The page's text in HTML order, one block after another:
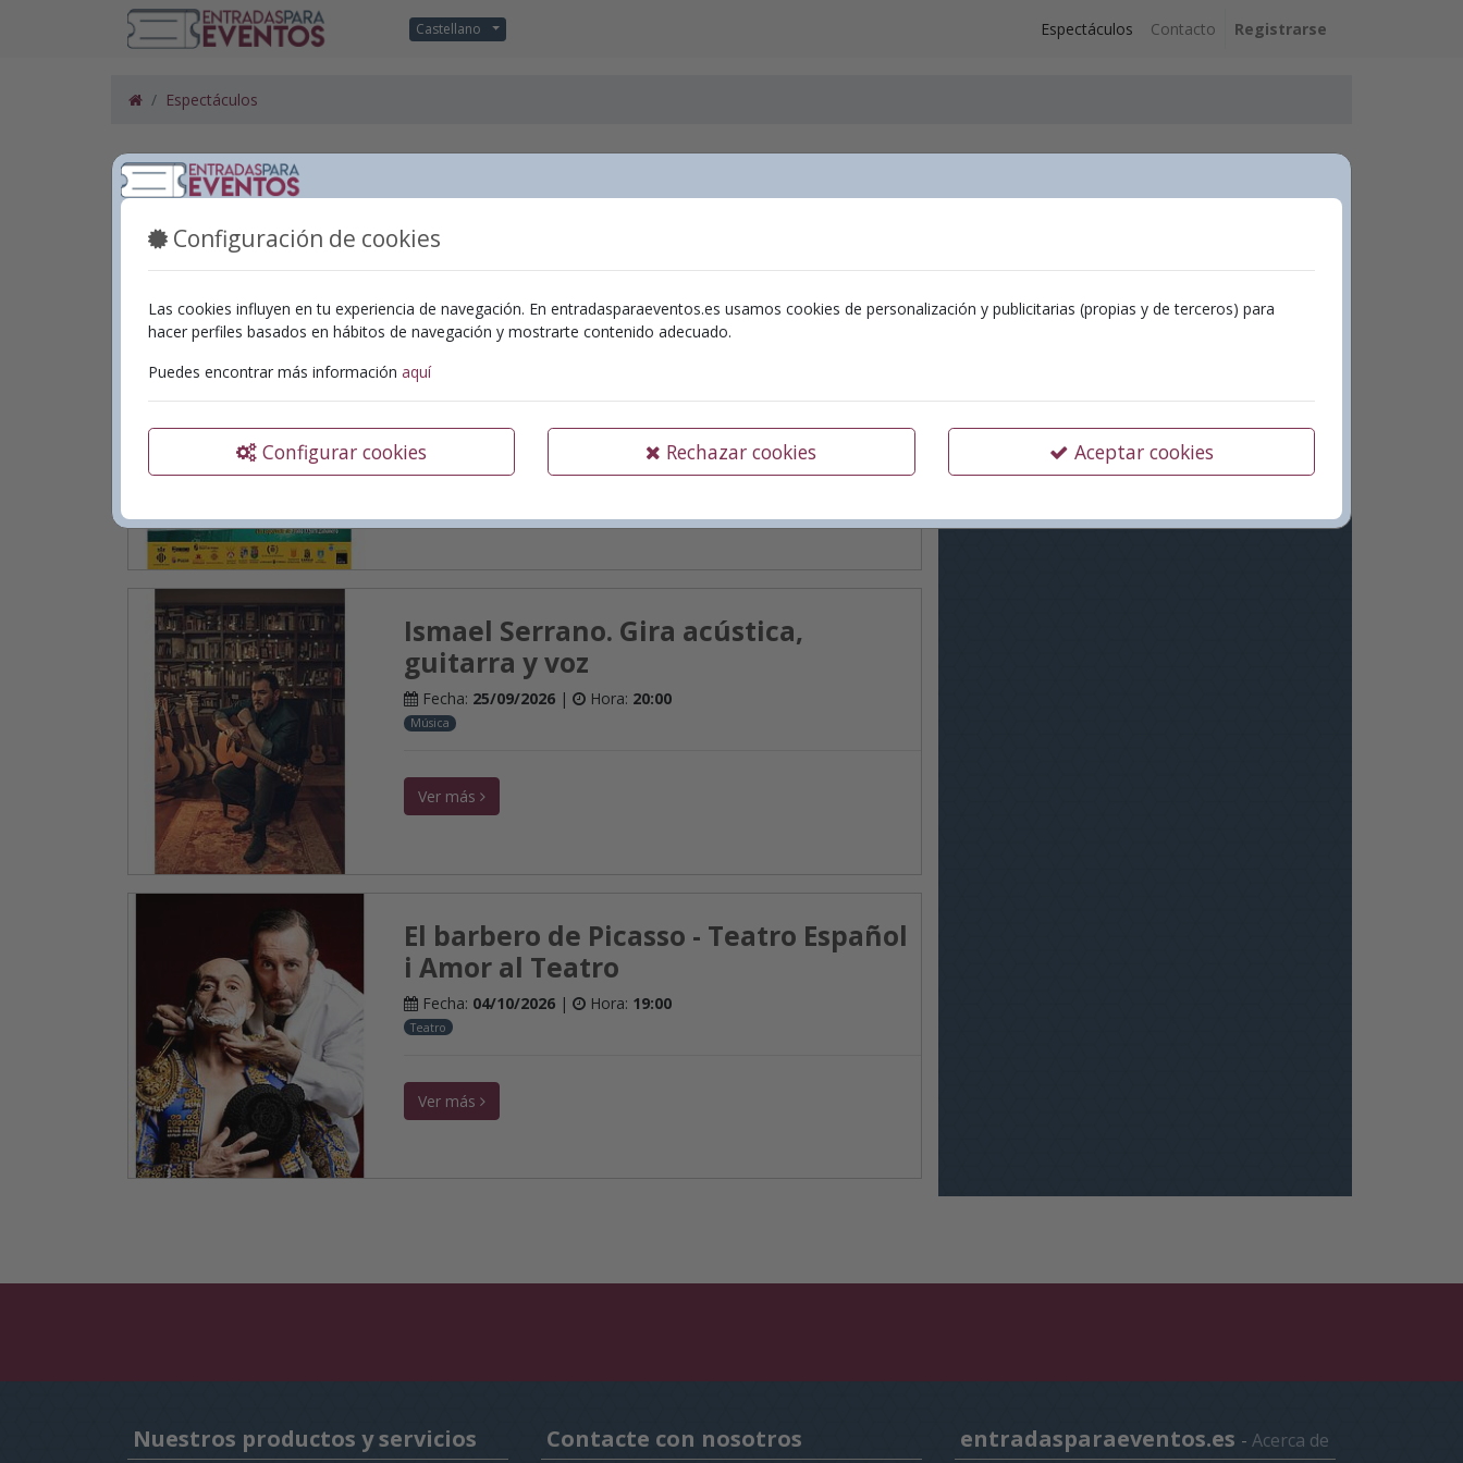
Configuración de cookies
Las cookies influyen en tu experiencia de navegación. En entradasparaeventos.es usamos cookies de personalización y publicitarias (propias y de terceros) para
hacer perfiles basados en hábitos de navegación y mostrarte contenido adecuado.
Puedes encontrar más información aquí
Configurar cookies Rechazar cookies Aceptar cookies
Castellano Espectáculos Contacto Registrarse
Espectáculos
Programación
Espectáculos
Garfio i el llegat de Peter Pan de JM
Gestión Teatral
Ismael Serrano. Gira acústica,
guitarra y voz
Fecha: 25/09/2026| Hora: 20:00
Música
Ver más
El barbero de Picasso - Teatro Español
i Amor al Teatro
Fecha: 04/10/2026| Hora: 19:00
Teatro
Ver más
Ciudades
Ontinyent
Nuestros productos y servicios Contacte con nosotros entradasparaeventos.es - Acerca de